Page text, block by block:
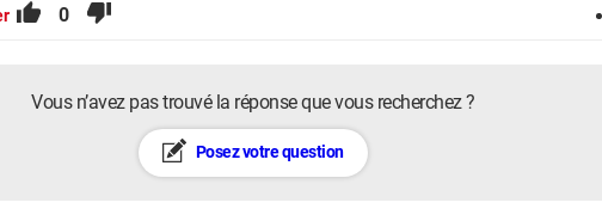
0
Vous n’avez pas trouvé la réponse que vous recherchez ?
Posez votre question